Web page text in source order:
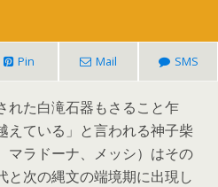
Pin Mail SMS
れた白滝石器もさること乍
えている」と言われる神子柴
マラドーナ、メッシ）はその
と次の縄文の端境期に出現し